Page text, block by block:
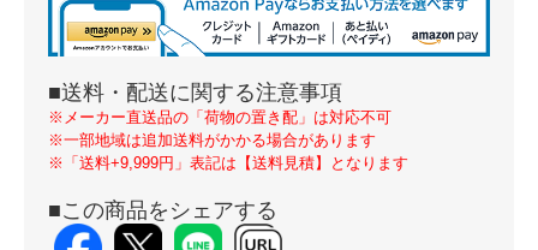
■送料・配送に関する注意事項
※メーカー直送品の「荷物の置き配」は対応不可
※一部地域は追加送料がかかる場合があります
※「送料+9,999円」表記は【送料見積】となります
■この商品をシェアする